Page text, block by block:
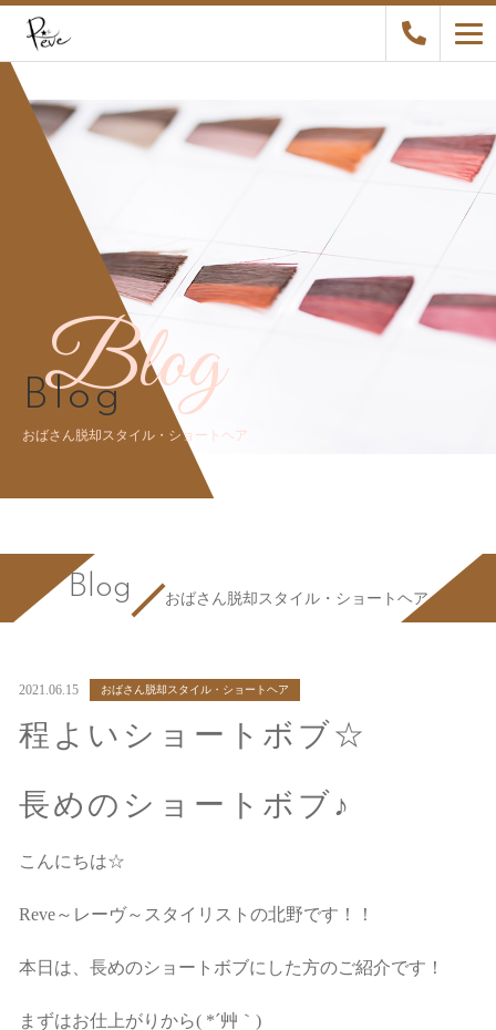
Blog
Blog
おばさん脱却スタイル・ショートヘア
Blog おばさん脱却スタイル・ショートヘア
2021.06.15 おばさん脱却スタイル・ショートヘア
程よいショートボブ☆
長めのショートボブ♪
こんにちは☆
Reve～レーヴ～スタイリストの北野です！！
本日は、長めのショートボブにした方のご紹介です！
まずはお仕上がりから( *´艸｀)